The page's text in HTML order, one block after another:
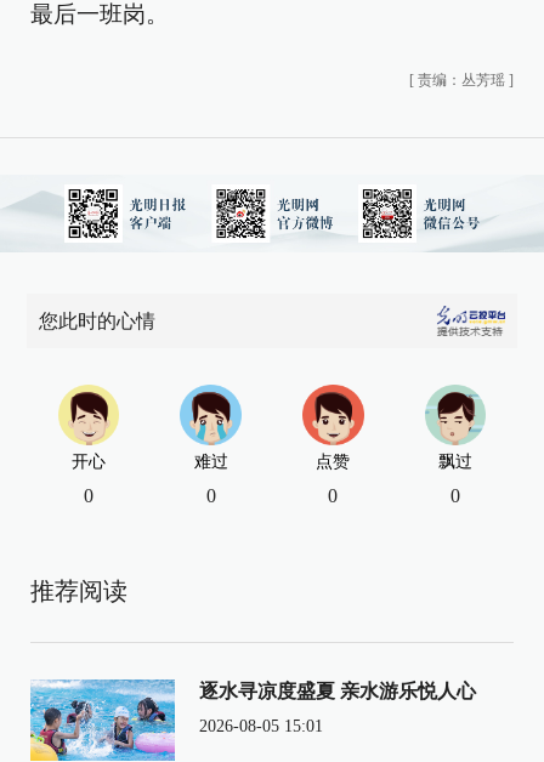
最后一班岗。
[ 责编：丛芳瑶 ]
您此时的心情
开心
0
难过
0
点赞
0
飘过
0
推荐阅读
逐水寻凉度盛夏 亲水游乐悦人心
2026-08-05 15:01